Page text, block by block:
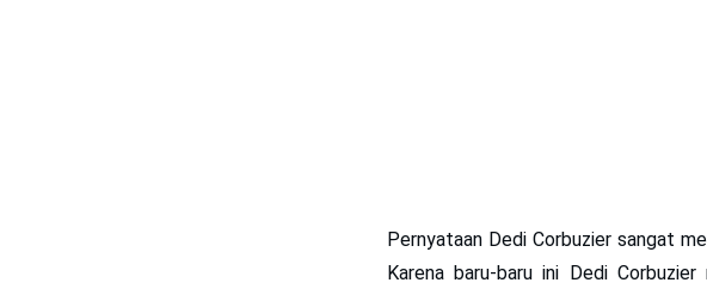
Pernyataan Dedi Corbuzier sangat
Karena baru-baru ini Dedi Corbuzier